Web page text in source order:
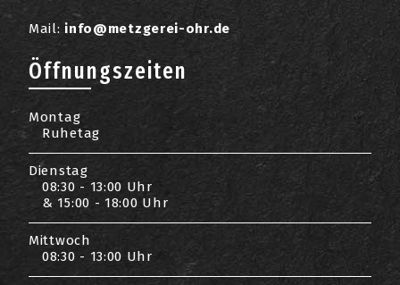
Mail: info@metzgerei-ohr.de
Öffnungszeiten
Montag
Ruhetag
Dienstag
08:30 - 13:00 Uhr
& 15:00 - 18:00 Uhr
Mittwoch
08:30 - 13:00 Uhr